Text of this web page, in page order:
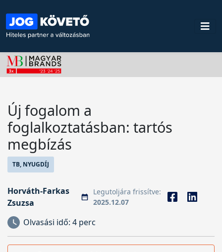
Új fogalom a
foglalkoztatásban: tartós
megbízás
TB, NYUGDÍJ
Horváth-Farkas
Zsuzsa
Legutoljára frissítve:
2025.12.07
Olvasási idő: 4 perc